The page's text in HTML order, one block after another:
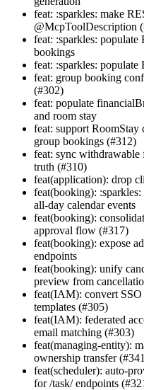
feat: :sparkles: make
@McpToolDescription
feat: :sparkles:
bookings
feat: :sparkles:
feat: group booking
(#302)
feat: populate
and room stay
feat: support
group bookings (#312)
feat: sync withdrawable
truth (#310)
feat(application): drop
feat(booking):
all-day calendar events
feat(booking):
approval flow (#317)
feat(booking): expose
endpoints
feat(booking): unify
preview from
feat(IAM): convert
templates (#305)
feat(IAM): federated
email matching (#303)
feat(managing-entity):
ownership transfer
feat(scheduler): auto-
for /task/ endpoints